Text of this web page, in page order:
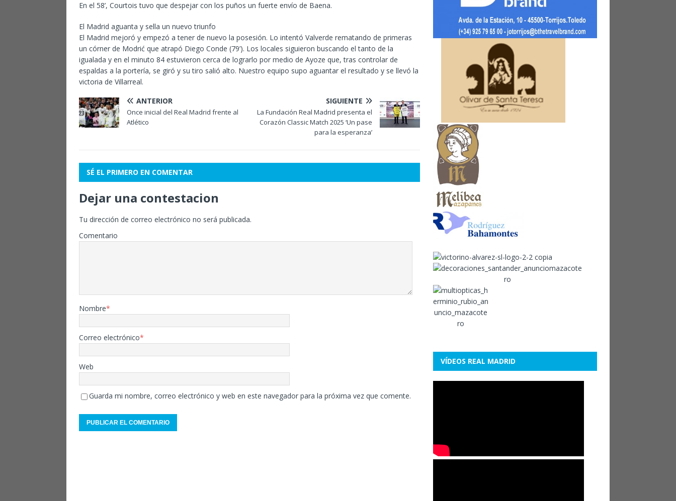
En el 58’, Courtois tuvo que despejar con los puños un fuerte envío de Baena.
El Madrid aguanta y sella un nuevo triunfo
El Madrid mejoró y empezó a tener de nuevo la posesión. Lo intentó Valverde rematando de primeras
un córner de Modrić que atrapó Diego Conde (79’). Los locales siguieron buscando el tanto de la
igualada y en el minuto 84 estuvieron cerca de lograrlo por medio de Ayoze que, tras controlar de
espaldas a la portería, se giró y su tiro salió alto. Nuestro equipo supo aguantar el resultado y se llevó la
victoria de Villarreal.
ANTERIOR
Once inicial del Real Madrid frente al
Atlético
SIGUIENTE
La Fundación Real Madrid presenta el
Corazón Classic Match 2025 ‘Un pase
para la esperanza’
SÉ EL PRIMERO EN COMENTAR
Dejar una contestacion
Tu dirección de correo electrónico no será publicada.
Comentario
Nombre*
Correo electrónico*
Web
Guarda mi nombre, correo electrónico y web en este navegador para la próxima vez que comente.
VÍDEOS REAL MADRID